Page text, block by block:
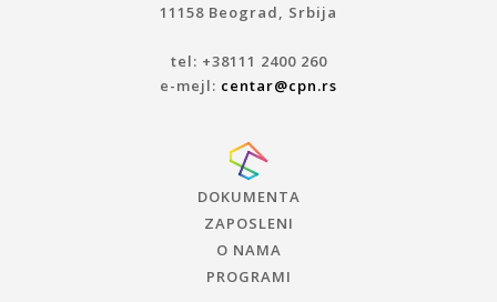
11158 Beograd, Srbija
tel: +38111 2400 260
e-mejl: centar@cpn.rs
DOKUMENTA
ZAPOSLENI
O NAMA
PROGRAMI